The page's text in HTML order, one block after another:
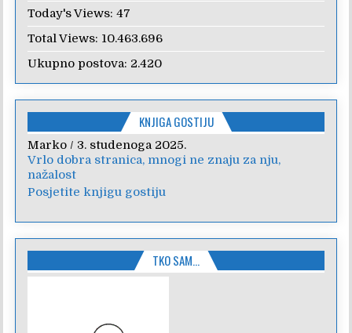
Today's Views:47
Total Views: 10.463.696
Ukupno postova: 2.420
KNJIGA GOSTIJU
Marko / 3. studenoga 2025.
Vrlo dobra stranica, mnogi ne znaju za nju,
nažalost
Anica/7. veljače 2024.
Poštovanje, draga kolegice! Hvala Vam na
nesebičnom radu i promoviranju...
Posjetite knjigu gostiju
TKO SAM…